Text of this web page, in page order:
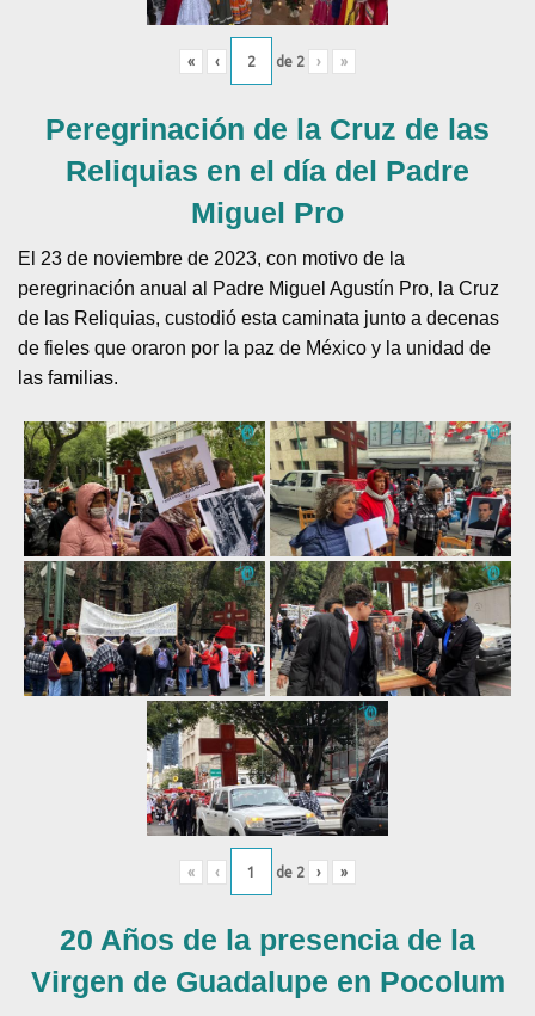
« ‹ de 2 › »
Peregrinación de la Cruz de las
Reliquias en el día del Padre
Miguel Pro
El 23 de noviembre de 2023, con motivo de la
peregrinación anual al Padre Miguel Agustín Pro, la Cruz
de las Reliquias, custodió esta caminata junto a decenas
de fieles que oraron por la paz de México y la unidad de
las familias.
« ‹ de 2 › »
20 Años de la presencia de la
Virgen de Guadalupe en Pocolum